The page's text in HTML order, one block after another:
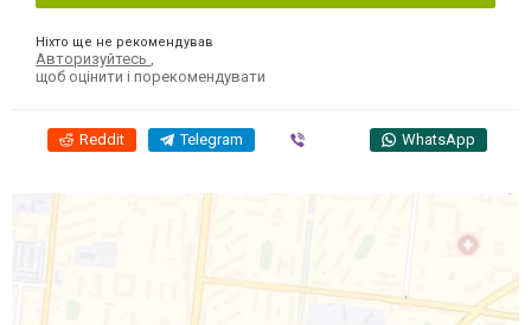
Ніхто ще не рекомендував
Авторизуйтесь
щоб оцінити і порекомендувати
Reddit Telegram WhatsApp